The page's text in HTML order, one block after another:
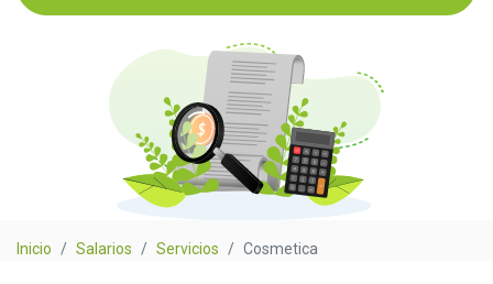
Inicio Salarios Servicios Cosmetica